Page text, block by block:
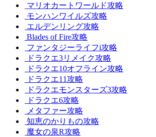
マリオカートワールド攻略
モンハンワイルズ攻略
エルデンリング攻略
Blades of Fire攻略
ファンタジーライフi攻略
ドラクエ3リメイク攻略
ドラクエ10オフライン攻略
ドラクエ11攻略
ドラクエモンスターズ3攻略
ドラクエ6攻略
メタファー攻略
知恵のかりもの攻略
魔女の泉R攻略